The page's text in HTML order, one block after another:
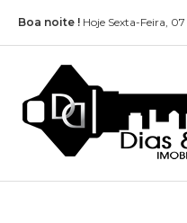
Boa noite ! Hoje Sexta-Feira,